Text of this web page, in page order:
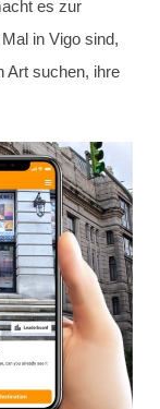
es zur
in Vigo sind,
Art suchen, ihre